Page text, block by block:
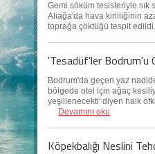
Gemi söküm tesisleriyle sık
Aliağa'da hava kirliliğinin
toprağa çöktüğü tespit
'Tesadüf'ler Bodrum'u
Bodrum'da geçen yaz
bölgede otel için ağaç
yeşillenecekti' diyen halk
Devamını oku
Köpekbalığı Neslini